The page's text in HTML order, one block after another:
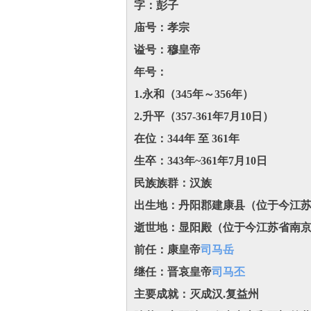
字：彭子
庙号：孝宗
谥号：穆皇帝
年号：
1.永和（345年～356年）
2.升平（357-361年7月10日）
在位：344年 至 361年
生卒：343年~361年7月10日
民族族群：汉族
出生地：丹阳郡建康县（位于今江苏
逝世地：显阳殿（位于今江苏省南京
前任：康皇帝司马岳
继任：晋哀皇帝司马丕
主要成就：灭成汉.复益州